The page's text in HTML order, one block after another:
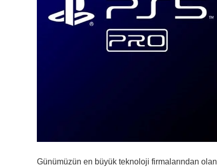
Günümüzün en büyük teknoloji firmalarından olan